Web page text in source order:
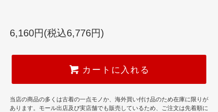
6,160円(税込6,776円)
カートに入れる
当店の商品の多くは古着の一点モノか、海外買い付け品のため在庫に限りが
あります。モール出店及び実店舗でも販売しているため、ご注文は先着順に